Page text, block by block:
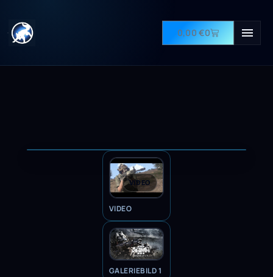
0,00€0
VIDEO
VIDEO
GALERIEBILD 1